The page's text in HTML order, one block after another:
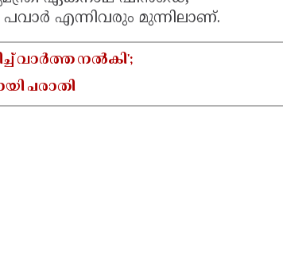
പവാർ എന്നിവരും മുന്നിലാണ്.
വാർത്ത നൽകി';
പരാതി